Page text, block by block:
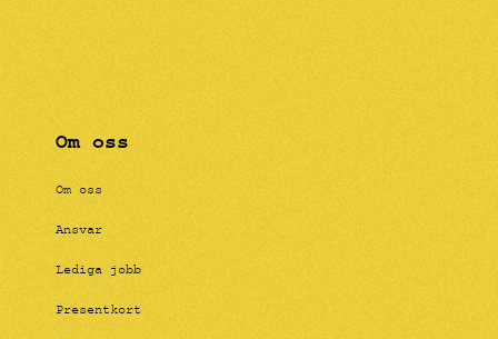
Om oss
Om oss
Ansvar
Lediga jobb
Presentkort